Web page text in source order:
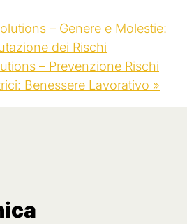
– Genere e Molestie:
dei Rischi
– Prevenzione Rischi
Benessere Lavorativo »